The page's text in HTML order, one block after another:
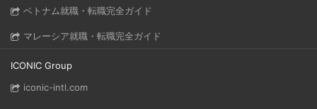
ベトナム就職・転職完全ガイド
マレーシア就職・転職完全ガイド
ICONIC Group
iconic-intl.com